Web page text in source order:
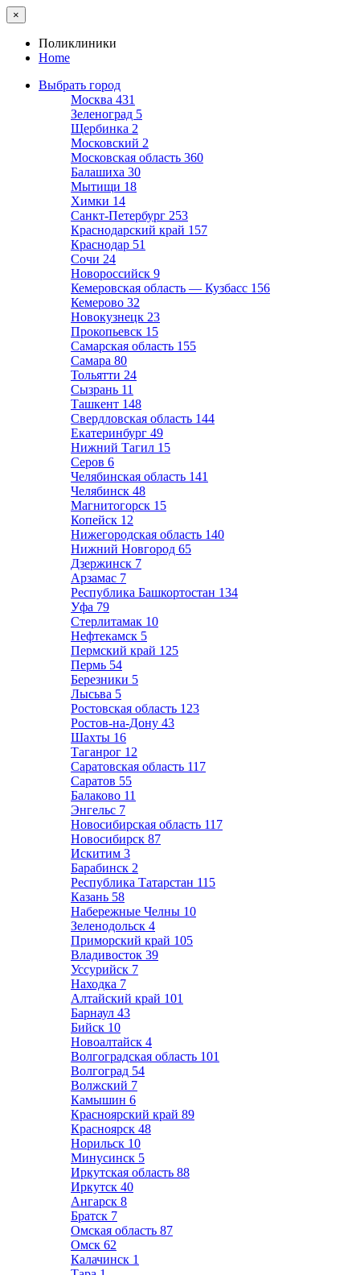
×
Поликлиники
Home
Выбрать город
Москва 431
Зеленоград 5
Щербинка 2
Московский 2
Московская область 360
Балашиха 30
Мытищи 18
Химки 14
Санкт-Петербург 253
Краснодарский край 157
Краснодар 51
Сочи 24
Новороссийск 9
Кемеровская область — Кузбасс 156
Кемерово 32
Новокузнецк 23
Прокопьевск 15
Самарская область 155
Самара 80
Тольятти 24
Сызрань 11
Ташкент 148
Свердловская область 144
Екатеринбург 49
Нижний Тагил 15
Серов 6
Челябинская область 141
Челябинск 48
Магнитогорск 15
Копейск 12
Нижегородская область 140
Нижний Новгород 65
Дзержинск 7
Арзамас 7
Республика Башкортостан 134
Уфа 79
Стерлитамак 10
Нефтекамск 5
Пермский край 125
Пермь 54
Березники 5
Лысьва 5
Ростовская область 123
Ростов-на-Дону 43
Шахты 16
Таганрог 12
Саратовская область 117
Саратов 55
Балаково 11
Энгельс 7
Новосибирская область 117
Новосибирск 87
Искитим 3
Барабинск 2
Республика Татарстан 115
Казань 58
Набережные Челны 10
Зеленодольск 4
Приморский край 105
Владивосток 39
Уссурийск 7
Находка 7
Алтайский край 101
Барнаул 43
Бийск 10
Новоалтайск 4
Волгоградская область 101
Волгоград 54
Волжский 7
Камышин 6
Красноярский край 89
Красноярск 48
Норильск 10
Минусинск 5
Иркутская область 88
Иркутск 40
Ангарск 8
Братск 7
Омская область 87
Омск 62
Калачинск 1